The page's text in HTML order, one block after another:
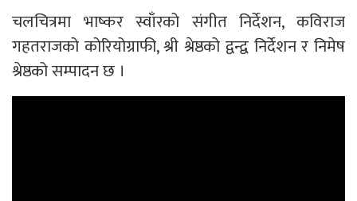
चलचित्रमा भाष्कर स्वाँरको संगीत निर्देशन, कविराज
गहतराजको कोरियोग्राफी, श्री श्रेष्ठको द्वन्द्व निर्देशन र निमेष
श्रेष्ठको सम्पादन छ ।